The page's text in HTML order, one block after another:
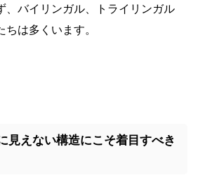
、バイリンガル、トライリンガル
は多くいます。
えない構造にこそ着目すべき